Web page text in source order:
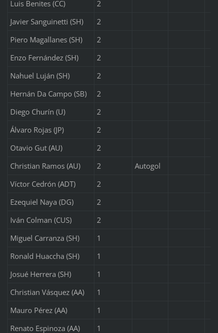
Luis Benites (CC)
2
Javier Sanguinetti (SH)
2
Piero Magallanes (SH)
2
Enzo Fernández (SH)
2
Nahuel Luján (SH)
2
Hernán Da Campo (SB)
2
Diego Churín (U)
2
Álvaro Rojas (JP)
2
Otavio Gut (AU)
2
Christian Ramos (AU)
2
Autogol
Víctor Cedrón (ADT)
2
Ezequiel Naya (DG)
2
Iván Colman (CUS)
2
Miguel Carranza (SH)
1
Ronald Huaccha (SH)
1
Josué Herrera (SH)
1
Christian Vásquez (AA)
1
Mauro Pérez (AA)
1
Renato Espinoza (AA)
1